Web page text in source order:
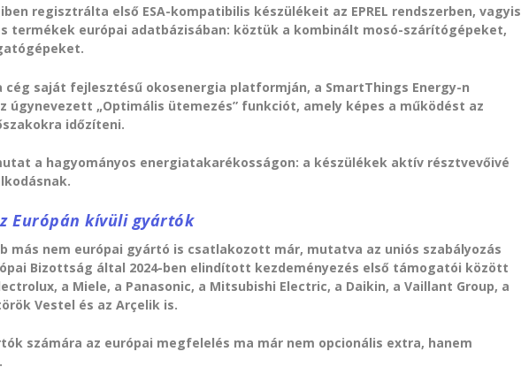
regisztrálta első ESA-kompatibilis készülékeit az EPREL rendszerben, vagyis
termékek európai adatbázisában: köztük a kombinált mosó-szárítógépeket,
cég saját fejlesztésű okosenergia platformján, a SmartThings Energy-n
úgynevezett „Optimális ütemezés” funkciót, amely képes a működést az
időzíteni.
a hagyományos energiatakarékosságon: a készülékek aktív résztvevőivé
Európán kívüli gyártók
más nem európai gyártó is csatlakozott már, mutatva az uniós szabályozás
Bizottság által 2024-ben elindított kezdeményezés első támogatói között
a Miele, a Panasonic, a Mitsubishi Electric, a Daikin, a Vaillant Group, a
Vestel és az Arçelik is.
számára az európai megfelelés ma már nem opcionális extra, hanem